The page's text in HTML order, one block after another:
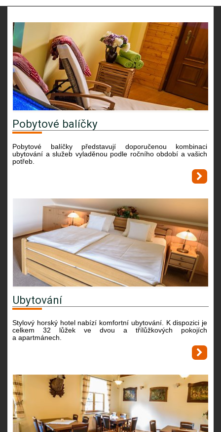
Pobytové balíčky
Pobytové balíčky představují doporučenou kombinaci
ubytování a služeb vyladěnou podle ročního období a vašich
potřeb.
Ubytování
Stylový horský hotel nabízí komfortní ubytování. K dispozici je
celkem 32 lůžek ve dvou a třílůžkových pokojích
a apartmánech.